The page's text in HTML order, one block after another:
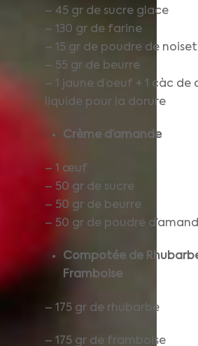
– 45 gr de sucre glace
– 130 gr de farine
– 15 gr de poudre de
– 55 gr de beurre
– 1 jaune d’oeuf + 1 càc de
liquide pour la dorure
Crème d’amande
– 1 œuf
– 50 gr de sucre
– 50 gr de beurre
– 50 gr de poudre
Compotée de
Framboise
– 175 gr de rhubarbe
– 175 gr de framboise